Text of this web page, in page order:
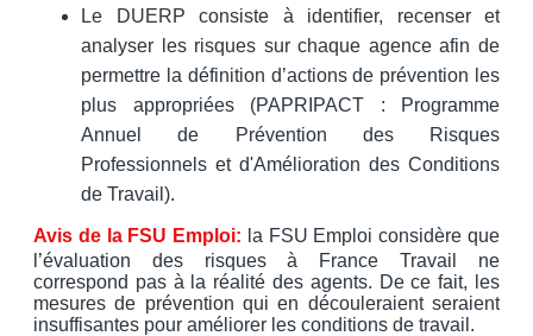
Le DUERP consiste à identifier, recenser et
analyser les risques sur chaque agence afin de
permettre la définition d’actions de prévention les
plus appropriées (PAPRIPACT : Programme
Annuel de Prévention des Risques
Professionnels et d'Amélioration des Conditions
de Travail).
Avis de la FSU Emploi: la FSU Emploi considère que
l’évaluation des risques à France Travail ne
correspond pas à la réalité des agents. De ce fait, les
mesures de prévention qui en découleraient seraient
insuffisantes pour améliorer les conditions de travail.